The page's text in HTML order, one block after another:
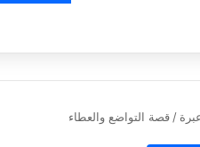
/ قصة التواضع والعطاء